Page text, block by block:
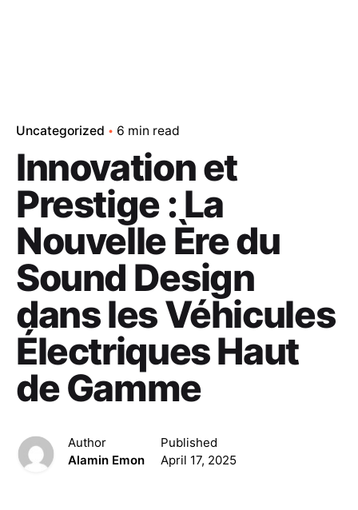
Uncategorized 6 min read
Innovation et
Prestige : La
Nouvelle Ère du
Sound Design
dans les Véhicules
Électriques Haut
de Gamme
Author
Alamin Emon
Published
April 17, 2025